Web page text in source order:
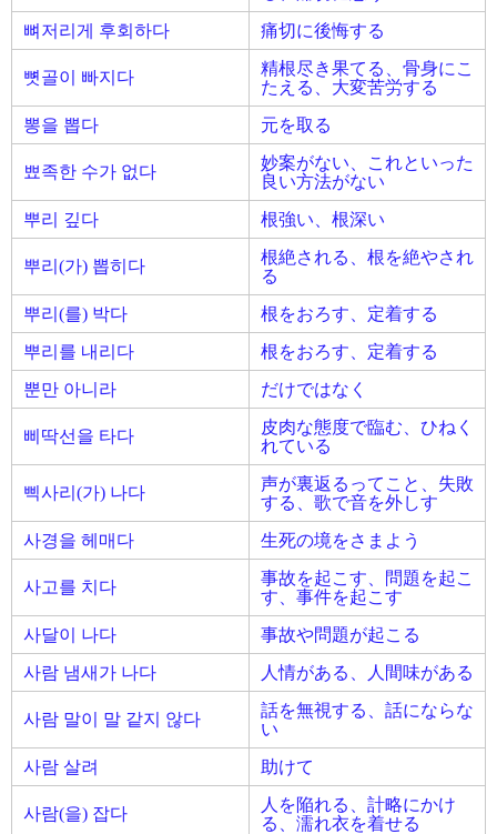
뼈저리게 후회하다
痛切に後悔する
뼛골이 빠지다
精根尽き果てる、骨身にこ
たえる、大変苦労する
뽕을 뽑다
元を取る
뾰족한 수가 없다
妙案がない、これといった
良い方法がない
뿌리 깊다
根強い、根深い
뿌리(가) 뽑히다
根絶される、根を絶やされ
る
뿌리(를) 박다
根をおろす、定着する
뿌리를 내리다
根をおろす、定着する
뿐만 아니라
だけではなく
삐딱선을 타다
皮肉な態度で臨む、ひねく
れている
삑사리(가) 나다
声が裏返るってこと、失敗
する、歌で音を外しす
사경을 헤매다
生死の境をさまよう
사고를 치다
事故を起こす、問題を起こ
す、事件を起こす
사달이 나다
事故や問題が起こる
사람 냄새가 나다
人情がある、人間味がある
사람 말이 말 같지 않다
話を無視する、話にならな
い
사람 살려
助けて
사람(을) 잡다
人を陥れる、計略にかけ
る、濡れ衣を着せる